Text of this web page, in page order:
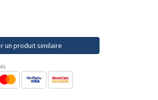
un produit similaire